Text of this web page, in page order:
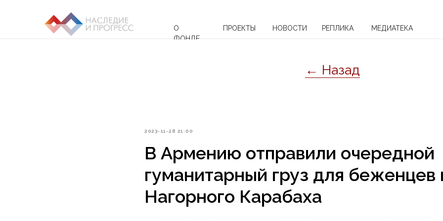
ПРОЕКТЫ НОВОСТИ МЕДИАТЕКА
О
ФОНДЕ
РЕПЛИКА
← Назад
2023-11-28 21:00
В Армению отправили очередной
гуманитарный груз для беженцев
Нагорного Карабаха